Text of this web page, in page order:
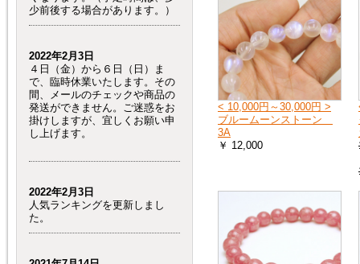
少前後する場合があります。）
2022年2月3日
４日（金）から６日（日）ま
で、臨時休業いたします。その
間、メールのチェックや商品の
発送ができません。ご迷惑をお
掛けしますが、宜しくお願い申
し上げます。
2022年2月3日
人気ランキングを更新しまし
た。
< 10,000円～30,000円 >
ブルームーンストーン
3A
￥ 12,000